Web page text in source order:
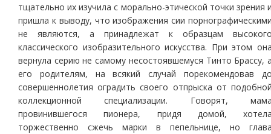
тщательно их изучила с морально-этической точки зрения
пришла к выводу, что изображения сии
не являются, а принадлежат к образцам
классического изобразительного искусства. При этом
вернула серию не самому несостоявшемуся Тинто Брассу,
его родителям, на всякий случай порекомендовав
совершеннолетия оградить своего отпрыска от
коллекционной специализации. Говорят,
провинившегося пионера, придя домой,
торжественно сжечь марки в пепельнице, но